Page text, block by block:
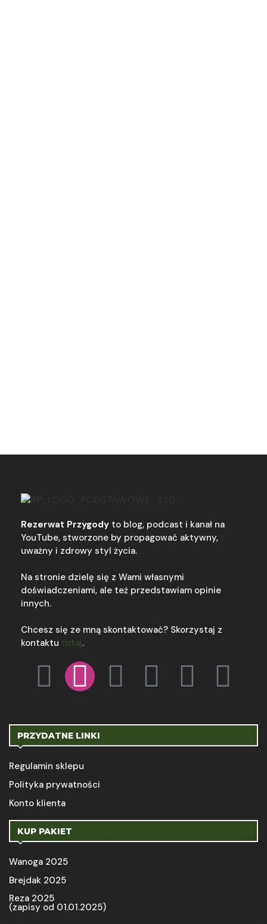
Rezerwat Przygody to blog, podcast i kanał na
YouTube, stworzone by propagować aktywny,
uważny i zdrowy styl życia.
Na stronie dzielę się z Wami własnymi
doświadczeniami, ale też przedstawiam opinie
innych.
Chcesz się ze mną skontaktować? Skorzystaj z
kontaktu tutaj.
PRZYDATNE LINKI
Regulamin sklepu
Polityka prywatności
Konto klienta
KUP PAKIET
Wanoga 2025
Brejdak 2025
Reza 2025
(zapisy od 01.01.2025)